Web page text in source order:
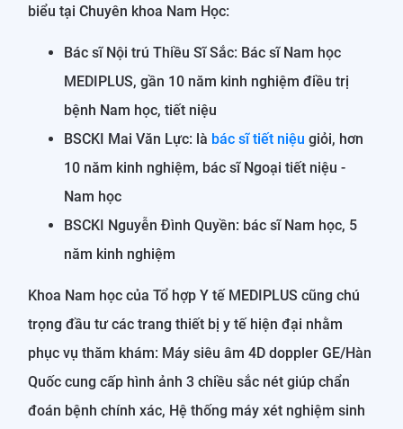
biểu tại Chuyên khoa Nam Học:
Bác sĩ Nội trú Thiều Sĩ Sắc: Bác sĩ Nam học
MEDIPLUS, gần 10 năm kinh nghiệm điều trị
bệnh Nam học, tiết niệu
BSCKI Mai Văn Lực: là bác sĩ tiết niệu giỏi, hơn
10 năm kinh nghiệm, bác sĩ Ngoại tiết niệu -
Nam học
BSCKI Nguyễn Đình Quyền: bác sĩ Nam học, 5
năm kinh nghiệm
Khoa Nam học của Tổ hợp Y tế MEDIPLUS cũng chú
trọng đầu tư các trang thiết bị y tế hiện đại nhằm
phục vụ thăm khám: Máy siêu âm 4D doppler GE/Hàn
Quốc cung cấp hình ảnh 3 chiều sắc nét giúp chẩn
đoán bệnh chính xác, Hệ thống máy xét nghiệm sinh